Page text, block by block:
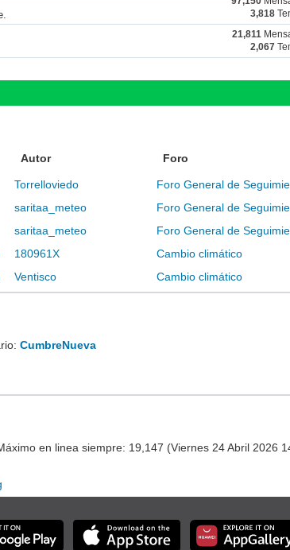
3,818
21,811
2,067
Autor Foro
Torrelloviedo Foro General de
saritaa_meteo Foro General de
saritaa_meteo Foro General de
180961X Cambio climático
Ventisco Cambio climático
CumbreNueva
en linea siempre: 19,147 (Viernes 24 Abril 2026